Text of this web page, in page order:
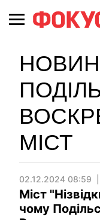
МІСТ
02.12.2024 08:59
Міст
чому